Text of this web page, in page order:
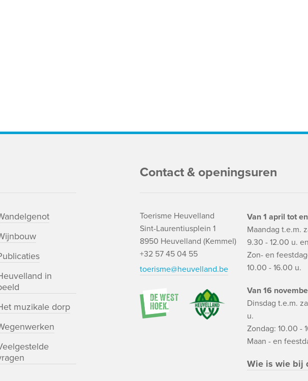
in
muzikale dorp
Contact & openingsuren
Toerisme Heuvelland
Sint-Laurentiusplein 1
8950 Heuvelland (Kemmel)
+32 57 45 04 55
toerisme@heuvelland.be
Van 1 april tot
Maandag t.e.m.
9.30 - 12.00 u.
Zon- en
10.00 - 16.00 u.
Van 16
Dinsdag t.e.m.
u.
Zondag: 10.00 -
Maan - en
Wie is wie bij